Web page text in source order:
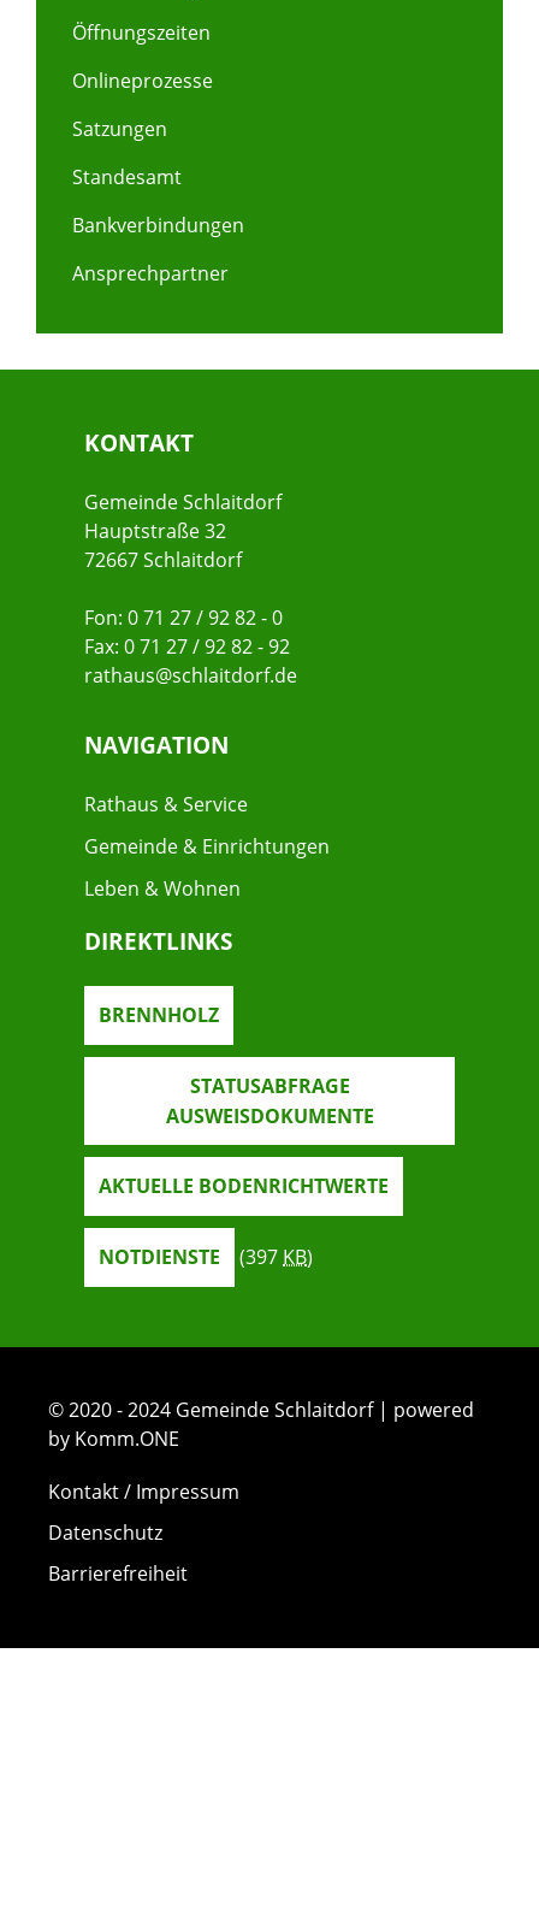
Öffnungszeiten
Onlineprozesse
Satzungen
Standesamt
Bankverbindungen
Ansprechpartner
KONTAKT
Gemeinde Schlaitdorf
Hauptstraße 32
72667 Schlaitdorf
Fon: 0 71 27 / 92 82 - 0
Fax: 0 71 27 / 92 82 - 92
rathaus@schlaitdorf.de
NAVIGATION
Rathaus & Service
Gemeinde & Einrichtungen
Leben & Wohnen
DIREKTLINKS
BRENNHOLZ
STATUSABFRAGE
AUSWEISDOKUMENTE
AKTUELLE BODENRICHTWERTE
NOTDIENSTE (397 KB)
© 2020 - 2024 Gemeinde Schlaitdorf | powered
by Komm.ONE
Kontakt / Impressum
Datenschutz
Barrierefreiheit